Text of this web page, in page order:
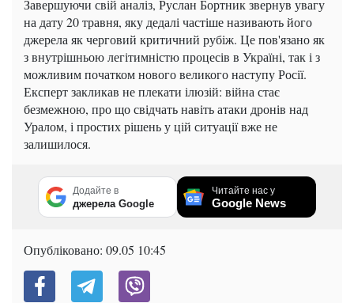
Завершуючи свій аналіз, Руслан Бортник звернув увагу
на дату 20 травня, яку дедалі частіше називають його
джерела як черговий критичний рубіж. Це пов'язано як
з внутрішньою легітимністю процесів в Україні, так і з
можливим початком нового великого наступу Росії.
Експерт закликав не плекати ілюзій: війна стає
безмежною, про що свідчать навіть атаки дронів над
Уралом, і простих рішень у цій ситуації вже не
залишилося.
Додайте в
джерела Google
Читайте нас у
Google News
Опубліковано: 09.05 10:45